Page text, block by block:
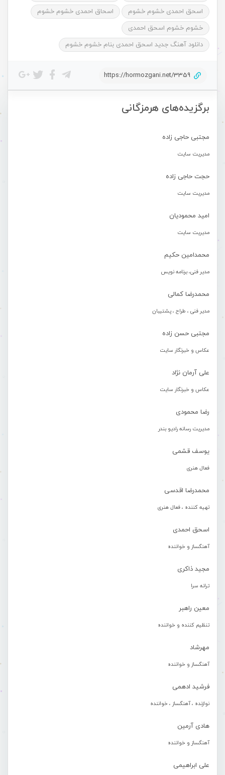
برگزیده‌های هرمزگانی
مجتبی حاجی زاده
مدیریت سایت
حجت حاجی زاده
مدیریت سایت
امید محمودیان
مدیریت سایت
محمدامین حکیم
مدیر فنی، برنامه نویس
محمدرضا کمالی
مدیر فنی ، طراح ، پشتیبان
مجتبی حسن زاده
عکاس و خبرنگار سایت
علی آرمان نژاد
عکاس و خبرنگار سایت
رضا محمودی
مدیریت رسانه رادیو بندر
یوسف قشمی
فعال هنری
محمدرضا اقدسی
تهیه کننده ، فعال هنری
اسحق احمدی
آهنگساز و خواننده
مجید ذاکری
ترانه سرا
معین راهبر
تنظیم کننده و خواننده
مهرشاد
آهنگساز و خواننده
فرشید ادهمی
نوازنده ، آهنگساز ، خواننده
هادی آرمین
آهنگساز و خواننده
علی ابراهیمی
اسحق احمدی خشوم خشوم
اسحاق احمدی خشوم خشوم
خشوم خشوم اسحق احمدی
دانلود آهنگ جدید اسحق احمدی بنام خشوم خشوم
https://hormozgani.net/3359